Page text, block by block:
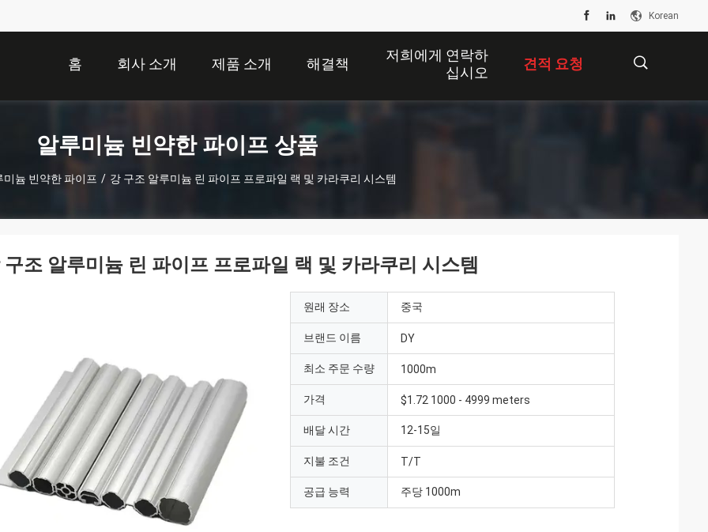
Korean
홈 회사 소개 제품 소개 해결책
저희에게 연락하
십시오
견적 요청
알루미늄 빈약한 파이프 상품
미늄 빈약한 파이프 / 강 구조 알루미늄 린 파이프 프로파일 랙 및 카라쿠리 시스템
구조 알루미늄 린 파이프 프로파일 랙 및 카라쿠리 시스템
원래 장소 중국
브랜드 이름 DY
최소 주문 수량 1000m
가격 $1.72 1000 - 4999 meters
배달 시간 12-15일
지불 조건 T/T
공급 능력 주당 1000m